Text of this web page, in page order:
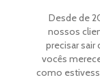
Desde de
nossos
precisar sair
vocês
como